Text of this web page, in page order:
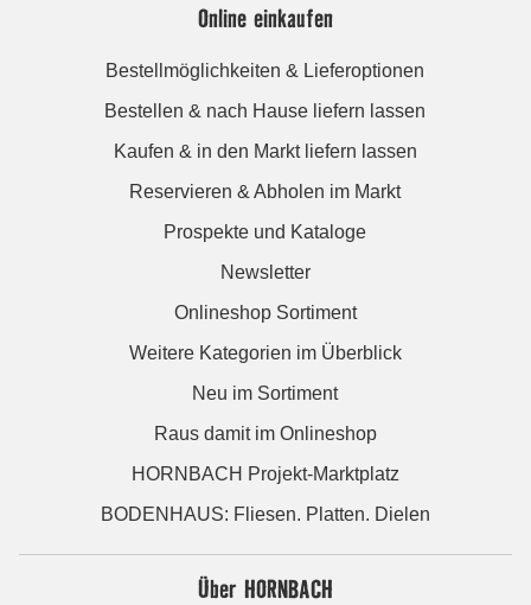
Online einkaufen
Bestellmöglichkeiten & Lieferoptionen
Bestellen & nach Hause liefern lassen
Kaufen & in den Markt liefern lassen
Reservieren & Abholen im Markt
Prospekte und Kataloge
Newsletter
Onlineshop Sortiment
Weitere Kategorien im Überblick
Neu im Sortiment
Raus damit im Onlineshop
HORNBACH Projekt-Marktplatz
BODENHAUS: Fliesen. Platten. Dielen
Über HORNBACH